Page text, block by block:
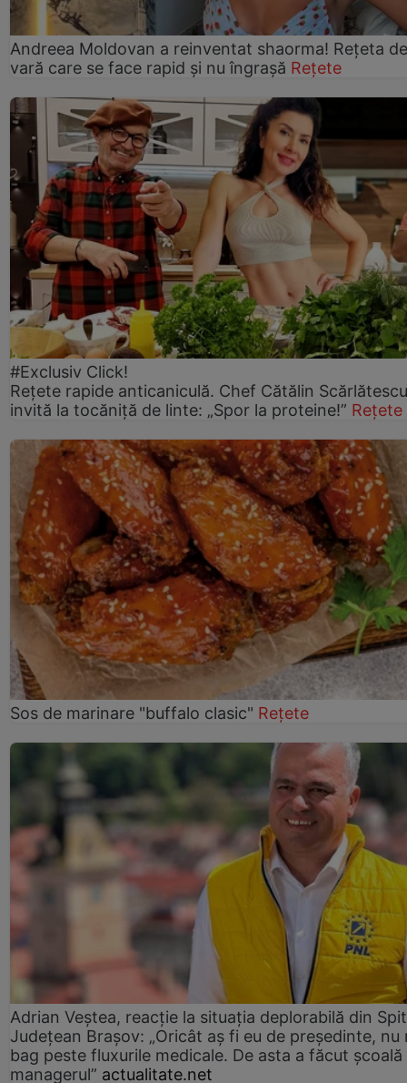
Andreea Moldovan a reinventat shaorma! Rețeta de
vară care se face rapid și nu îngrașă Rețete
#Exclusiv Click!
Rețete rapide anticaniculă. Chef Cătălin
invită la tocăniță de linte: „Spor la proteine!” Rețete
Sos de marinare "buffalo clasic" Rețete
Adrian Veștea, reacție la situația deplorabilă din
Județean Brașov: „Oricât aș fi eu de președinte, nu
bag peste fluxurile medicale. De asta a făcut școală
managerul” actualitate.net